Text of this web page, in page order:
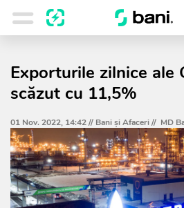
Exporturile zilnice ale
scăzut cu 11,5%
01 Nov. 2022, 14:42 // Bani și Afaceri// MD